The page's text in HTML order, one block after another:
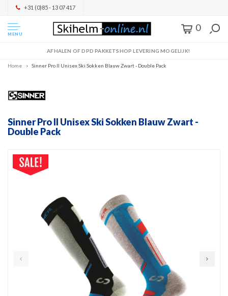
+31 (0)85 - 13 07 417
MENU
0
AFHALEN OF DPD PAKKETSHOP LEVERING MOGELIJK!
Home Sinner Pro II Unisex Ski Sokken Blauw Zwart - Double Pack
Sinner Pro II Unisex Ski Sokken Blauw Zwart -
Double Pack